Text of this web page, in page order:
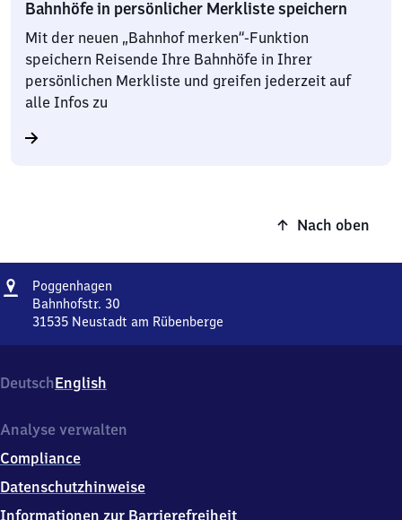
Bahnhöfe in persönlicher Merkliste speichern
Mit der neuen „Bahnhof merken“-Funktion
speichern Reisende Ihre Bahnhöfe in Ihrer
persönlichen Merkliste und greifen jederzeit auf
alle Infos zu
Nach oben
Adresse
Poggenhagen
Bahnhofstr. 30
31535 Neustadt am Rübenberge
30,
3
5
5
Neustadt
DeutschEnglish
Analyse verwalten
Compliance
Datenschutzhinweise
Informationen zur Barrierefreiheit